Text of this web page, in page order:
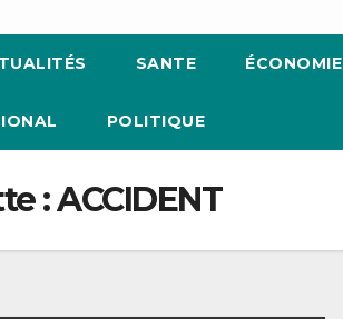
SANTE ÉCONOMIE
POLITIQUE
:ACCIDENT